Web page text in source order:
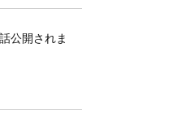
公開されま